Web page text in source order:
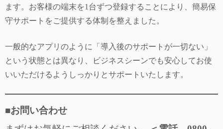
ます。お客様の端末を1台ずつ登録することにより、簡易保
守サポートをご提供する体制を整えました。
一般的なアプリのように「導入後のサポートが一切ない」
という状態とは異なり、ビジネスシーンでも安心してお使
いいただけるようしっかりとサポートいたします。
■お問い合わせ